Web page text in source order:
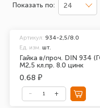
Показать по: 24
Гайка в/проч. DIN 934
М2,5 кл.пр. 8.0 цинк
Артикул: 934-2,5/8.0
Ед. изм. шт.
0.68 ₽